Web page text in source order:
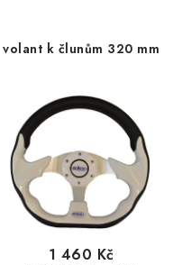
volant k člunům 320 mm
1 460 Kč